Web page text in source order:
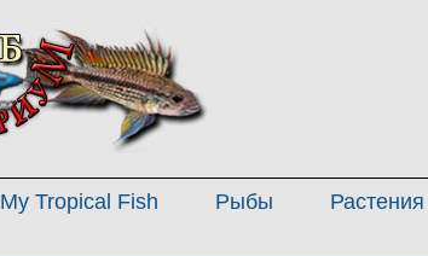
My Tropical Fish Рыбы Растения